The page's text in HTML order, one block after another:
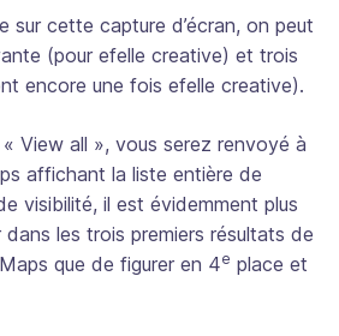
sur cette capture d’écran, on peut
(pour efelle creative) et trois
encore une fois efelle creative).
View all », vous serez renvoyé à
affichant la liste entière de
visibilité, il est évidemment plus
les trois premiers résultats de
que de figurer en 4e place et